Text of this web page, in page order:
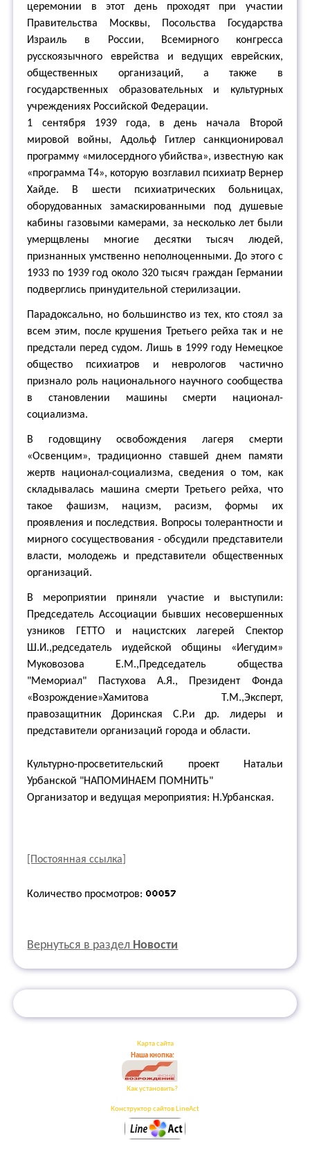
церемонии в этот день проходят при участии
Правительства Москвы, Посольства Государства
Израиль в России, Всемирного конгресса
русскоязычного еврейства и ведущих еврейских,
общественных организаций, а также в
государственных образовательных и культурных
учреждениях Российской Федерации.
1 сентября 1939 года, в день начала Второй
мировой войны, Адольф Гитлер санкционировал
программу «милосердного убийства», известную как
«программа Т4», которую возглавил психиатр Вернер
Хайде. В шести психиатрических больницах,
оборудованных замаскированными под душевые
кабины газовыми камерами, за несколько лет были
умерщвлены многие десятки тысяч людей,
признанных умственно неполноценными. До этого с
1933 по 1939 год около 320 тысяч граждан Германии
подверглись принудительной стерилизации.
Парадоксально, но большинство из тех, кто стоял за
всем этим, после крушения Третьего рейха так и не
предстали перед судом. Лишь в 1999 году Немецкое
общество психиатров и неврологов частично
признало роль национального научного сообщества
в становлении машины смерти национал-
социализма.
В годовщину освобождения лагеря смерти
«Освенцим», традиционно ставшей днем памяти
жертв национал-социализма, сведения о том, как
складывалась машина смерти Третьего рейха, что
такое фашизм, нацизм, расизм, формы их
проявления и последствия. Вопросы толерантности и
мирного сосуществования - обсудили представители
власти, молодежь и представители общественных
организаций.
В мероприятии приняли участие и выступили:
Председатель Ассоциации бывших несовершенных
узников ГЕТТО и нацистских лагерей Спектор
Ш.И.,редседатель иудейской общины «Иегудим»
Муковозова Е.М.,Председатель общества
"Мемориал" Пастухова А.Я., Президент Фонда
«Возрождение»Хамитова Т.М.,Эксперт,
правозащитник Доринская С.Р.и др. лидеры и
представители организаций города и области.
Культурно-просветительский проект Натальи
Урбанской "НАПОМИНАЕМ ПОМНИТЬ"
Организатор и ведущая мероприятия: Н.Урбанская.
[Постоянная ссылка]
Количество просмотров:
Вернуться в раздел Новости
Карта сайта
Наша кнопка:
Как установить?
Конструктор сайтов LineAct